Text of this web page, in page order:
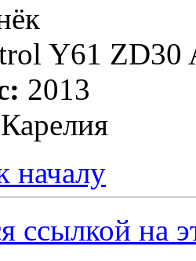
Y61 ZD30
2013
Карелия
началу